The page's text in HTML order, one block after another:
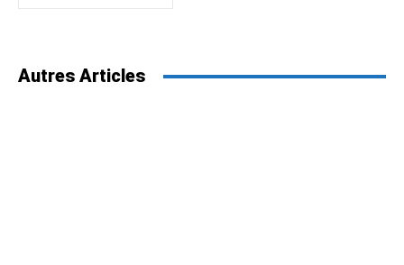
Autres Articles